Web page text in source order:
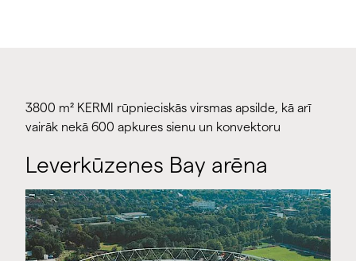
3800 m² KERMI rūpnieciskās virsmas apsilde, kā arī
vairāk nekā 600 apkures sienu un konvektoru
Leverkūzenes Bay arēna